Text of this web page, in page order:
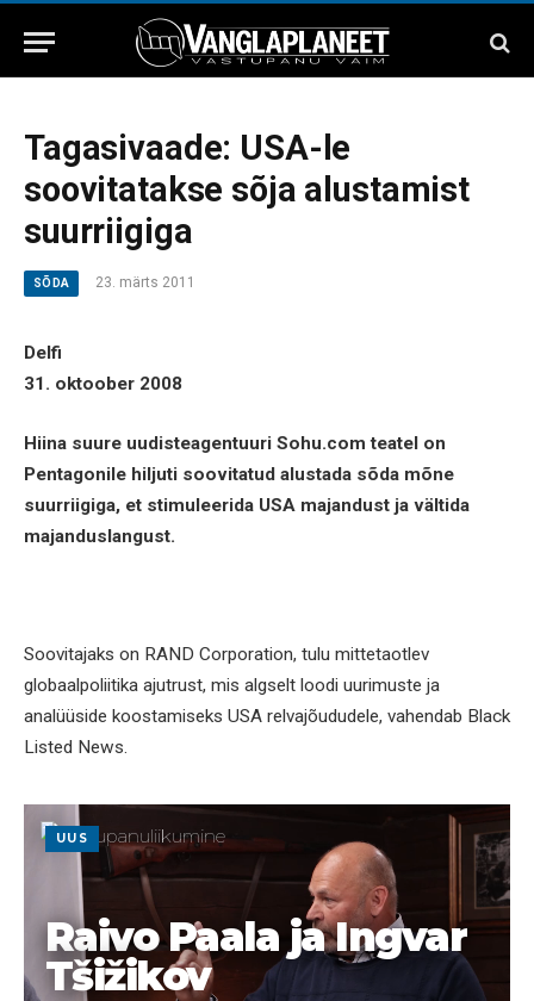
Tagasivaade: USA-le
soovitatakse sõja alustamist
suurriigiga
SÕDA 23. märts 2011
Delfi
31. oktoober 2008
Hiina suure uudisteagentuuri Sohu.com teatel on
Pentagonile hiljuti soovitatud alustada sõda mõne
suurriigiga, et stimuleerida USA majandust ja vältida
majanduslangust.
Soovitajaks on RAND Corporation, tulu mittetaotlev
globaalpoliitika ajutrust, mis algselt loodi uurimuste ja
analüüside koostamiseks USA relvajõududele, vahendab Black
Listed News.
UUS
Raivo Paala ja Ingvar
Tšižikov